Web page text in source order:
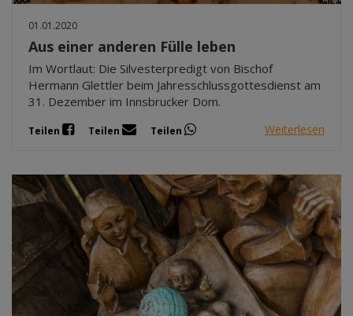
01.01.2020
Aus einer anderen Fülle leben
Im Wortlaut: Die Silvesterpredigt von Bischof
Hermann Glettler beim Jahresschlussgottesdienst am
31. Dezember im Innsbrucker Dom.
Teilen Teilen Teilen Weiterlesen